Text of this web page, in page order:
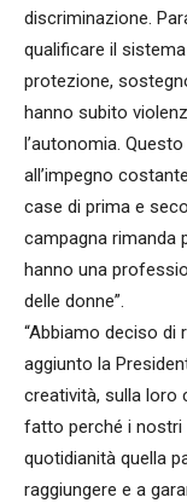
discriminazione.
qualificare il
protezione,
hanno subito
l’autonomia.
all’impegno
case di prima e
campagna rimanda
hanno una
delle donne”.
“Abbiamo deciso di
aggiunto la
creatività, sulla loro
fatto perché i nostri
quotidianità quella
raggiungere e a